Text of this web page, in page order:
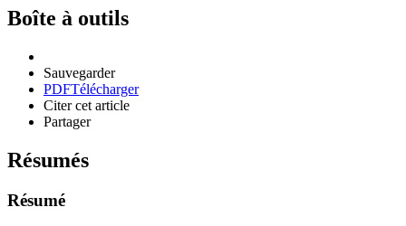
Boîte à outils
Sauvegarder
PDFTélécharger
Citer cet article
Partager
Résumés
Résumé